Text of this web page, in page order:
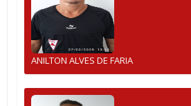
ANILTON ALVES DE FARIA